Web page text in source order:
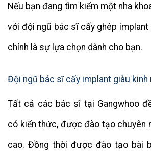
Nếu bạn đang tìm kiếm một nha
với đội ngũ bác sĩ cấy ghép implant
chính là sự lựa chọn dành cho bạn.
Đội ngũ bác sĩ cấy implant giàu kinh
Tất cả các bác sĩ tại Gangwhoo
có kiến ​​thức, được đào tạo chuyên
cao. Đồng thời được đào tạo bài